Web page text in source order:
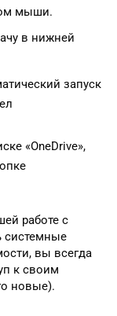
мыши.
в нижней
запуск
«OneDrive»,
работе с
системные
вы всегда
к своим
новые).